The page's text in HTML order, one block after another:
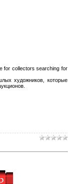
for collectors searching for
художников, которые